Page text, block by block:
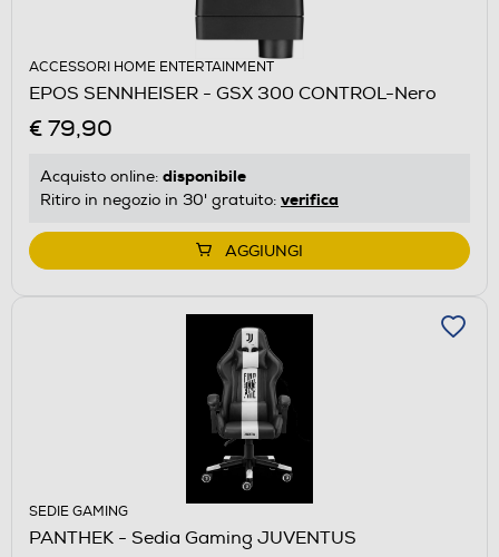
ACCESSORI HOME ENTERTAINMENT
EPOS SENNHEISER - GSX 300 CONTROL-Nero
€ 79,90
Acquisto online: disponibile
Ritiro in negozio in 30' gratuito: verifica
AGGIUNGI
SEDIE GAMING
PANTHEK - Sedia Gaming JUVENTUS